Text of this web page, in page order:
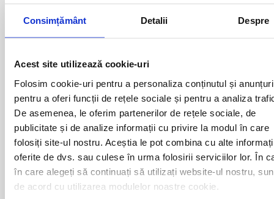
Consimțământ Detalii Despre
Acest site utilizează cookie-uri
Folosim cookie-uri pentru a personaliza conținutul și
pentru a oferi funcții de rețele sociale și pentru a analiza
De asemenea, le oferim partenerilor de rețele sociale, de
publicitate și de analize informații cu privire la modul în care
folosiți site-ul nostru. Aceștia le pot combina cu alte
oferite de dvs. sau culese în urma folosirii serviciilor lor. În
în care alegeți să continuați să utilizați website-ul nostru,
de acord cu utilizarea modulelor noastre cookie.
autocarului atata timp cat acesta se afla in miscare
Curse din Romania catre Den
Haag:
ACAS
ADJUD
AIUD
ALBA IULIA
ALESD
ALEXANDRIA
BACAU
LUGOJ
MAGLAVIT
MEDGIDIA
MEDIAS
MIZIL
MOINESTI
MOTCA
NUSFALAU